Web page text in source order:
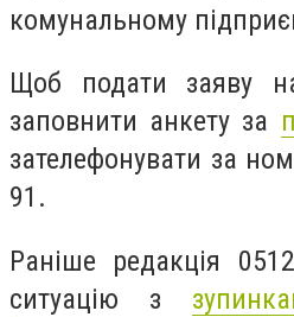
комунальному
Щоб подати заяву
заповнити анкету за
зателефонувати за
91.
Раніше редакція
ситуацію з